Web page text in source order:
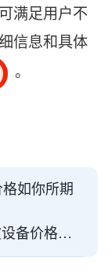
满足用户不
信息和具体
。
如你所期
出料5-10mm小型的圆锥破设备价格多少？